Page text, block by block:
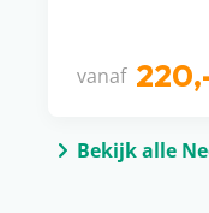
vanaf
Bekijk alle